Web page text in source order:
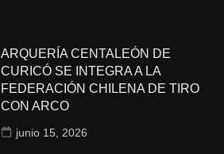
ARQUERÍA CENTALEÓN DE
CURICÓ SE INTEGRA A LA
FEDERACIÓN CHILENA DE TIRO
CON ARCO
junio 15, 2026